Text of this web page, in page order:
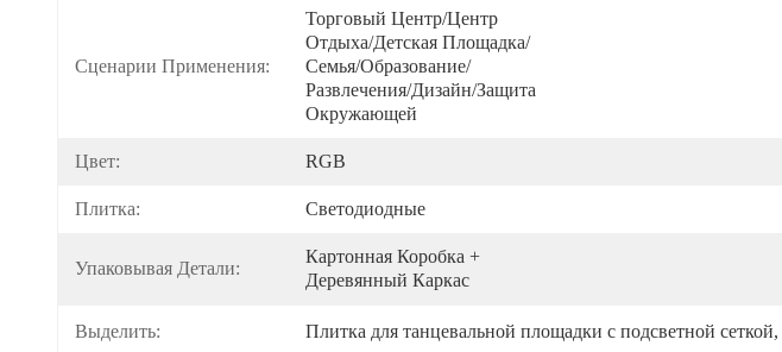
Сценарии Применения:
Торговый Центр/Центр
Отдыха/Детская Площадка/
Семья/Образование/
Развлечения/дизайн/защита
Окружающей
Цвет: RGB
Плитка: Светодиодные
Упаковывая Детали:
Картонная Коробка +
Деревянный Каркас
Выделить: Плитка для танцевальной площадки с подсветной сеткой,